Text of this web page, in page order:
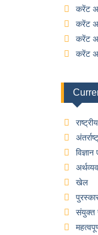
करेंट
करेंट
करेंट
करेंट
राष्ट्रीय
विज्ञान
खेल
संयुक्त